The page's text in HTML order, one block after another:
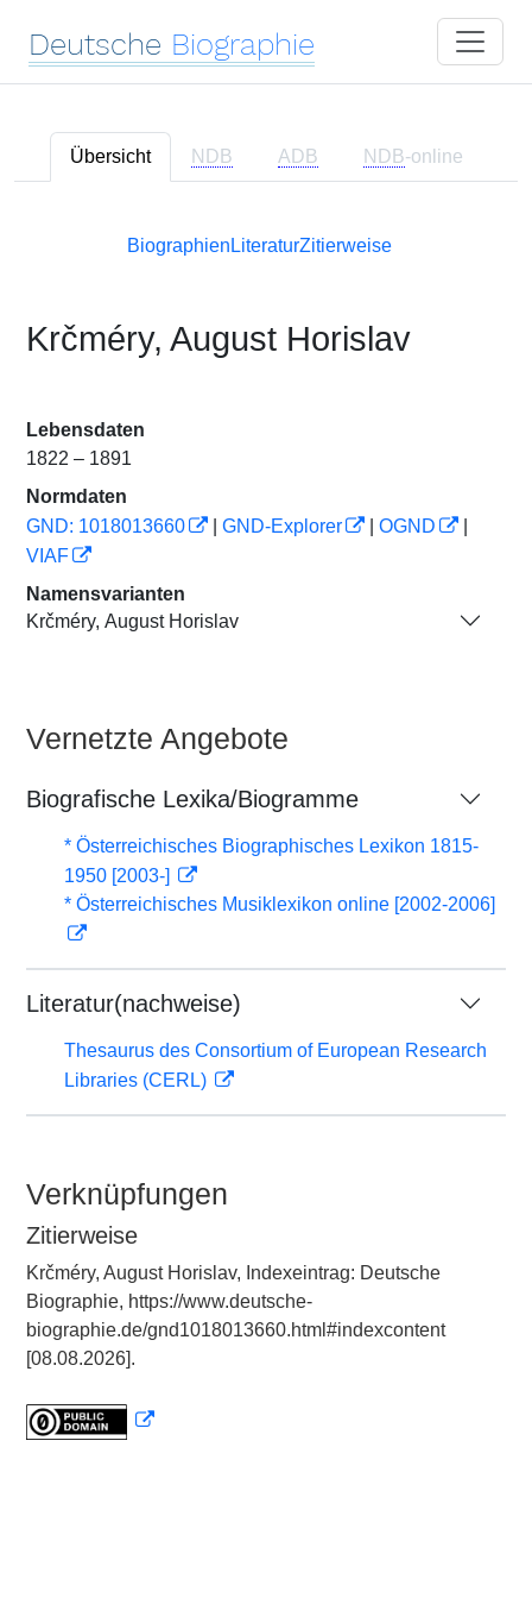
Deutsche Biographie
Übersicht NDB ADB NDB-online
Biographien LiteraturZitierweise
Krčméry, August Horislav
Lebensdaten
1822 – 1891
Normdaten
GND: 1018013660
GND-Explorer OGND
VIAF
Namensvarianten
Krčméry, August Horislav
Vernetzte Angebote
Biografische Lexika/Biogramme
* Österreichisches Biographisches Lexikon 1815-
1950 [2003-]
* Österreichisches Musiklexikon online [2002-2006]
Literatur(nachweise)
Thesaurus des Consortium of European Research
Libraries (CERL)
Verknüpfungen
Zitierweise
Krčméry, August Horislav, Indexeintrag: Deutsche
Biographie, https://www.deutsche-
biographie.de/gnd1018013660.html#indexcontent
[08.08.2026].